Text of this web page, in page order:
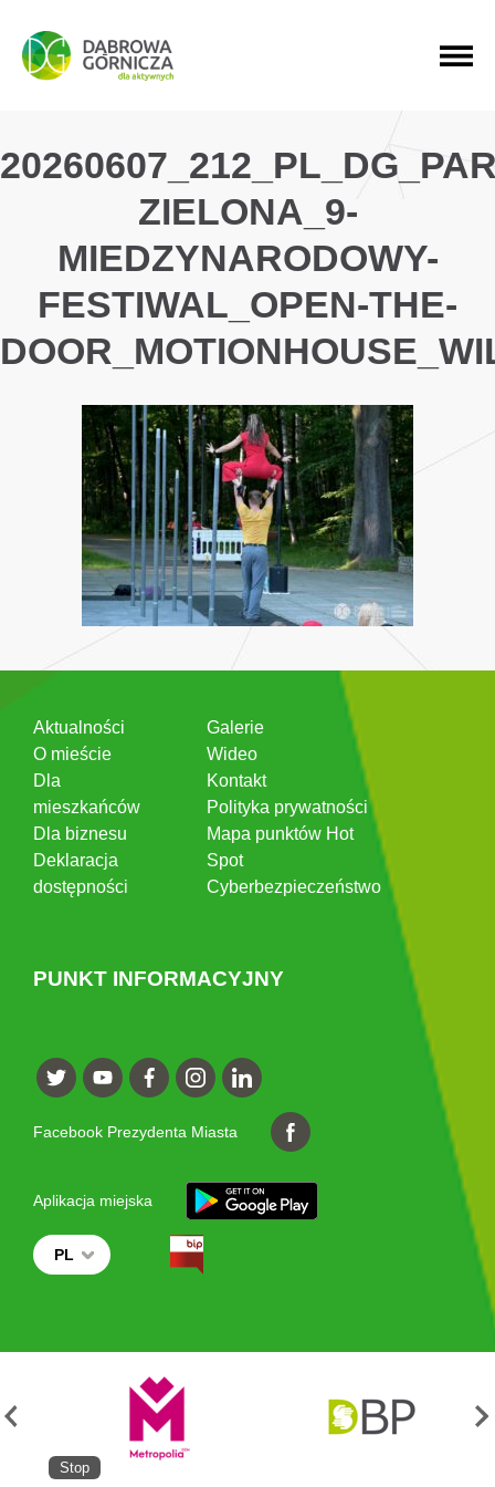
PRZEJDŹ DO MENU GŁÓWNEGO
PRZEJDŹ DO WYSZUKIWARKI
PRZEJDŹ DO TREŚCI
ZIELONA_9-
MIEDZYNARODOWY-
FESTIWAL_OPEN-THE-
Aktualności
O mieście
Dla
mieszkańców
Dla biznesu
Deklaracja
dostępności
Galerie
Wideo
Kontakt
Polityka prywatności
Mapa punktów Hot
Spot
Cyberbezpieczeństwo
PUNKT INFORMACYJNY
Facebook Prezydenta Miasta
Aplikacja miejska
PL
Stop